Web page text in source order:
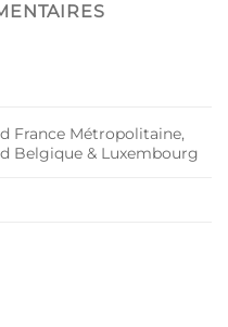
France Métropolitaine,
Belgique & Luxembourg